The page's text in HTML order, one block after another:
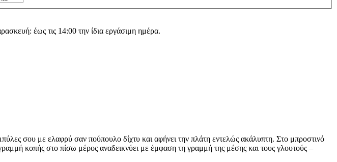
έως τις 14:00 την ίδια εργάσιμη ημέρα.
σου με ελαφρύ σαν πούπουλο δίχτυ και αφήνει την πλάτη εντελώς ακάλυπτη. Στο μπροστινό
κοπής στο πίσω μέρος αναδεικνύει με έμφαση τη γραμμή της μέσης και τους γλουτούς –